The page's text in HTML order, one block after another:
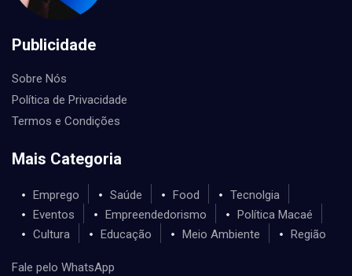
Publicidade
Sobre Nós
Política de Privacidade
Termos e Condições
Mais Categoria
Emprego Saúde Food
Tecnolgia
Eventos
Empreendedorismo
Política Macaé
Cultura
Educação Meio Ambiente Região
Fale pelo WhatsApp